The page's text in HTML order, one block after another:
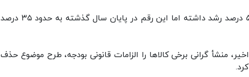
مخبر افزود: در اوایل کار دولت سیزدهم نرخ تورم ۵۰ درصد رشد داشته اما این رقم در پایان سال گذشته به حدود ۳۵ درصد
منشأ گرانی برخی کالاها را الزامات قانونی بودجه، طرح موضوع حذف